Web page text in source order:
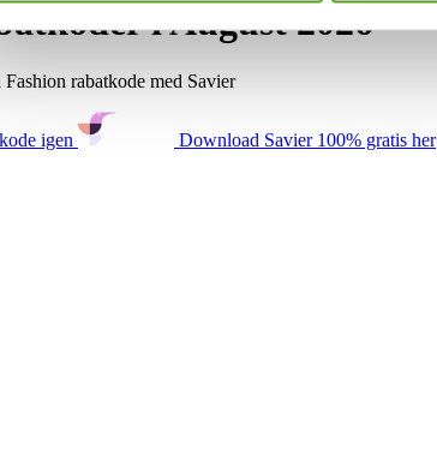
i August 2026
rabatkode med Savier
igen
Download Savier 100% gratis her